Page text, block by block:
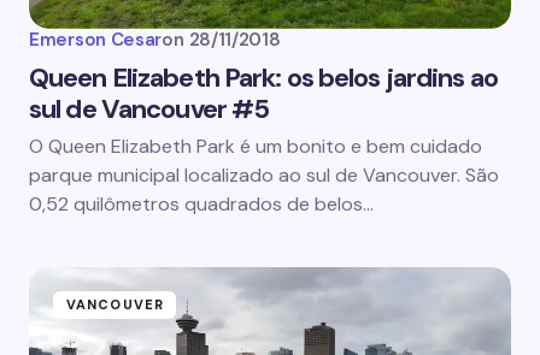
Emerson Cesaron 28/11/2018
Queen Elizabeth Park: os belos jardins ao
sul de Vancouver #5
O Queen Elizabeth Park é um bonito e bem cuidado
parque municipal localizado ao sul de Vancouver. São
0,52 quilômetros quadrados de belos…
VANCOUVER